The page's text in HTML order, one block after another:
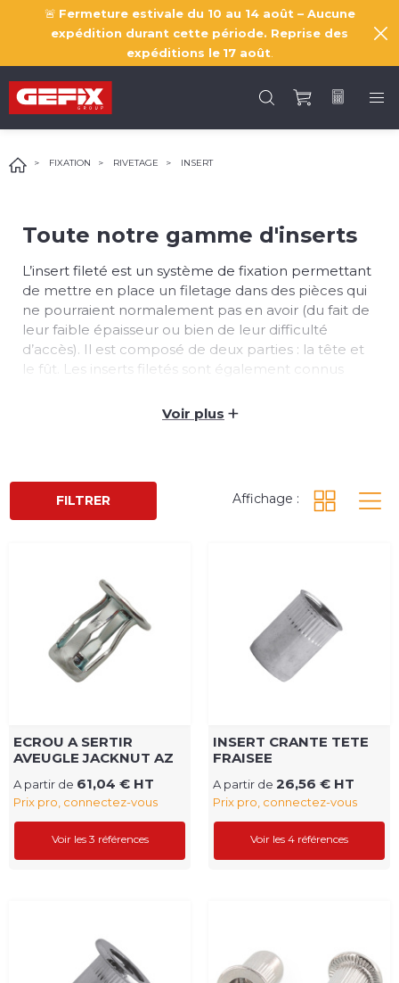
🚨 Fermeture estivale du 10 au 14 août – Aucune
expédition durant cette période. Reprise des
expéditions le 17 août
FIXATION RIVETAGE INSERT
Toute notre gamme d'inserts
L’insert fileté est un système de fixation permettant
de mettre en place un filetage dans des pièces qui
ne pourraient normalement pas en avoir (du fait de
leur faible épaisseur ou bien de leur difficulté
d’accès). Il est composé de deux parties : la tête et
le fût. Les inserts filetés sont également connus
(également « écrou aveugle » ou « écrou à sertir »)
Voir plus +
FILTRER Affichage :
ECROU A SERTIR
AVEUGLE JACKNUT AZ
A partir de 61,04 € HT
Prix pro, connectez-vous
Voir les 3 références
INSERT CRANTE TETE
FRAISEE
A partir de 26,56 € HT
Prix pro, connectez-vous
Voir les 4 références